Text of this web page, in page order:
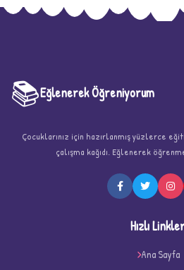
★
📚Eğlenerek Öğreniyorum
Çocuklarınız için hazırlanmış yüzlerce
çalışma kağıdı. Eğlenerek
Hızlı
Ana Sayfa